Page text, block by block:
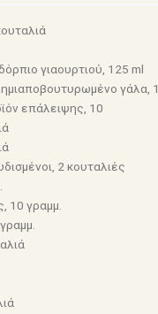
γιαουρτιού, 125 ml
γάλα, 1
επάλειψης, 10
2 κουταλιές
10 γραμμ.